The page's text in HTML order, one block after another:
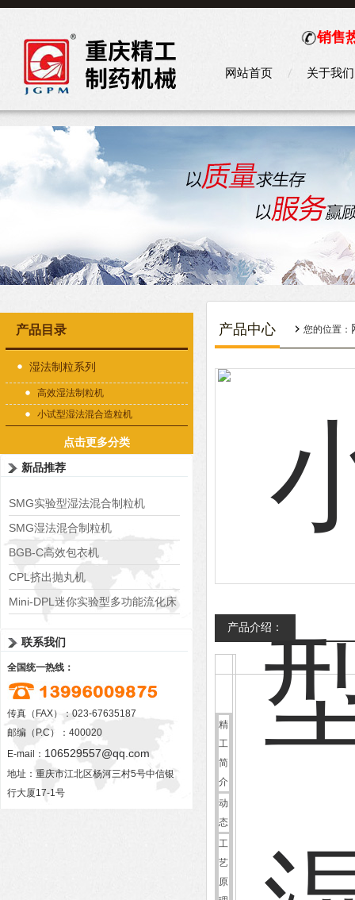
销售
网站首页 关于我们
产品目录
湿法制粒系列
高效湿法制粒机
小试型湿法混合造粒机
点击更多分类
新品推荐
SMG实验型湿法混合制粒机
SMG湿法混合制粒机
BGB-C高效包衣机
CPL挤出抛丸机
Mini-DPL迷你实验型多功能流化床
联系我们
全国统一热线：
传真（FAX）：023-67635187
邮编（P.C）：400020
E-mail： 106529557@qq.com
地址：重庆市江北区杨河三村5号中信银
行大厦17-1号
产品中心 您的位置：
产品介绍：
精
工
简
介
动
态
工
艺
原